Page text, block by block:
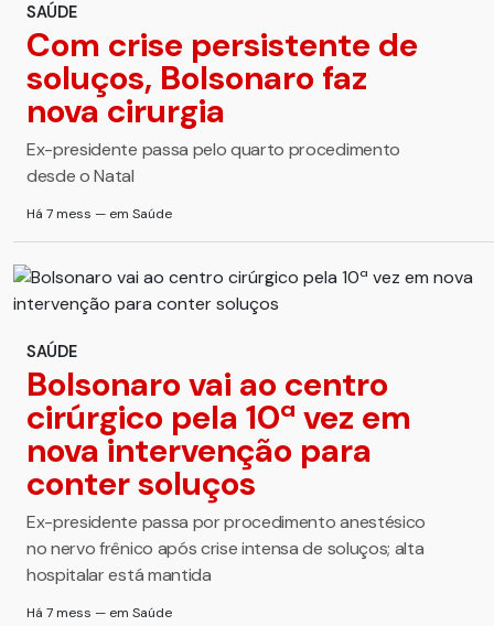
SAÚDE
Com crise persistente de
soluços, Bolsonaro faz
nova cirurgia
Ex-presidente passa pelo quarto procedimento
desde o Natal
Há 7 mess — em Saúde
SAÚDE
Bolsonaro vai ao centro
cirúrgico pela 10ª vez em
nova intervenção para
conter soluços
Ex-presidente passa por procedimento anestésico
no nervo frênico após crise intensa de soluços; alta
hospitalar está mantida
Há 7 mess — em Saúde